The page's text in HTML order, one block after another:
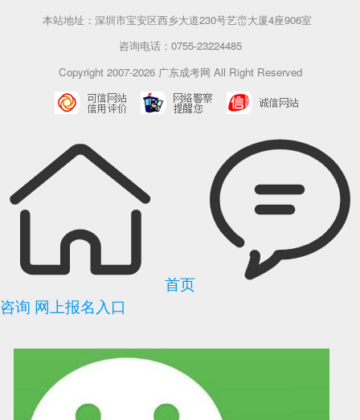
本站地址：深圳市宝安区西乡大道230号艺峦大厦4座906室
咨询电话：0755-23224485
Copyright 2007-2026 广东成考网 All Right Reserved
首页
咨询 网上报名入口